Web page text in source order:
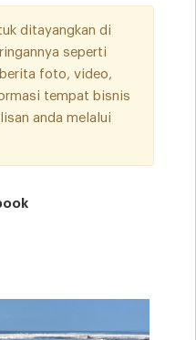
ditayangkan di
seperti
foto, video,
tempat bisnis
anda melalui